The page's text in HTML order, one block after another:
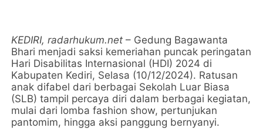
KEDIRI,radarhukum.net– Gedung Bagawanta
Bhari menjadi saksi kemeriahan puncak peringatan
Hari Disabilitas Internasional (HDI) 2024 di
Kabupaten Kediri, Selasa (10/12/2024). Ratusan
anak difabel dari berbagai Sekolah Luar Biasa
(SLB) tampil percaya diri dalam berbagai kegiatan,
mulai dari lomba fashion show, pertunjukan
pantomim, hingga aksi panggung bernyanyi.